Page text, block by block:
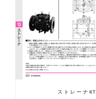
ス ト レ ー ナ KT